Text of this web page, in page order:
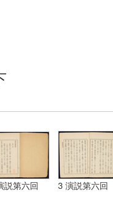
説第六回 3 演説第六回